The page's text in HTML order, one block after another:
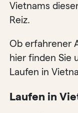
Vietnams
Reiz.
Ob erfahrener
hier finden Sie
Laufen in
Laufen in